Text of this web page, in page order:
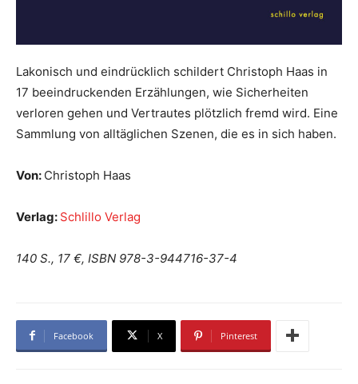
Lakonisch und eindrücklich schildert Christoph Haas in
17 beeindruckenden Erzählungen, wie Sicherheiten
verloren gehen und Vertrautes plötzlich fremd wird. Eine
Sammlung von alltäglichen Szenen, die es in sich haben.
Von: Christoph Haas
Verlag: Schlillo Verlag
140 S., 17 €, ISBN 978-3-944716-37-4
Facebook X Pinterest